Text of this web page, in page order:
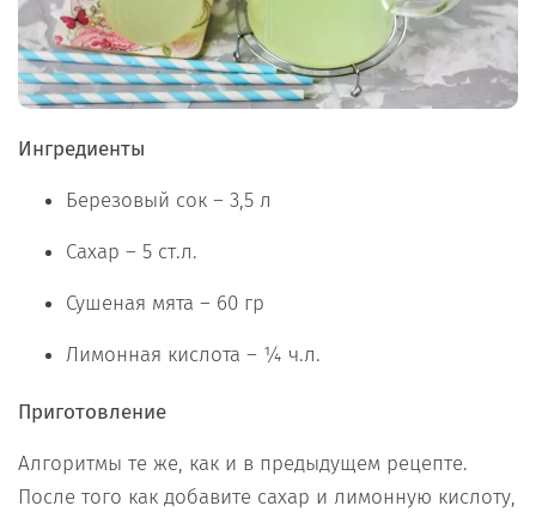
Ингредиенты
Березовый сок – 3,5 л
Сахар – 5 ст.л.
Сушеная мята – 60 гр
Лимонная кислота – ¼ ч.л.
Приготовление
Алгоритмы те же, как и в предыдущем рецепте.
После того как добавите сахар и лимонную кислоту,